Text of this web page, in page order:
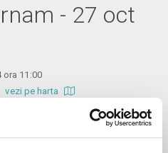
- 27 oct
ora 11:00
vezi pe harta
biletele isi pierd valabilitatea, iar